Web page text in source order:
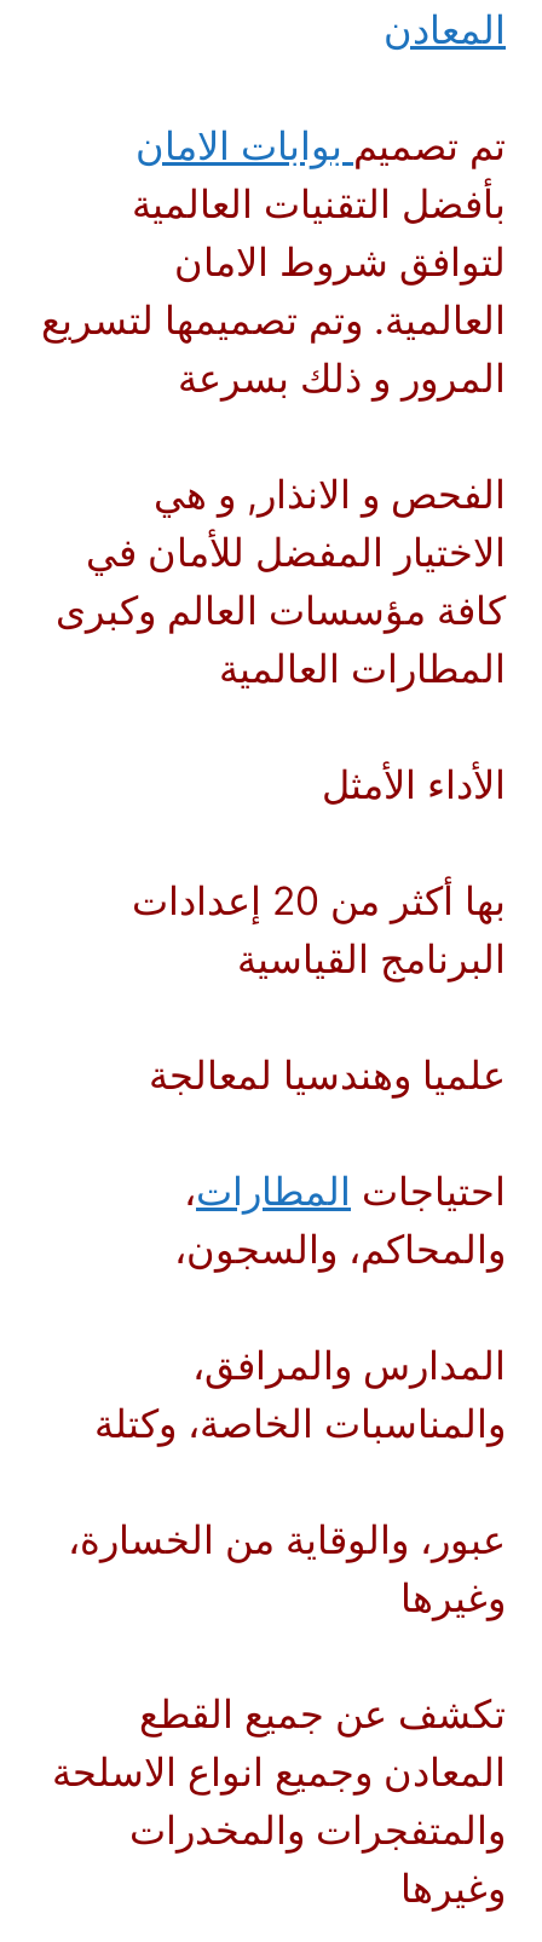
المعادن
تم تصميم بوابات الامان
بأفضل التقنيات العالمية
لتوافق شروط الامان
العالمية. وتم تصميمها لتسريع
المرور و ذلك بسرعة
الفحص و الانذار, و هي
الاختيار المفضل للأمان في
كافة مؤسسات العالم وكبرى
المطارات العالمية
الأداء الأمثل
بها أكثر من 20 إعدادات
البرنامج القياسية
علميا وهندسيا لمعالجة
احتياجات المطارات،
والمحاكم، والسجون،
المدارس والمرافق،
والمناسبات الخاصة، وكتلة
عبور، والوقاية من الخسارة،
وغيرها
تكشف عن جميع القطع
المعادن وجميع انواع الاسلحة
والمتفجرات والمخدرات
وغيرها